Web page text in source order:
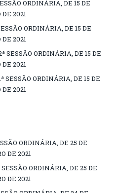
ORDINÁRIA, DE 15 DE
2021
ORDINÁRIA, DE 15 DE
2021
SESSÃO ORDINÁRIA, DE 15 DE
2021
SESSÃO ORDINÁRIA, DE 15 DE
2021
ORDINÁRIA, DE 25 DE
DE 2021
ORDINÁRIA, DE 25 DE
DE 2021